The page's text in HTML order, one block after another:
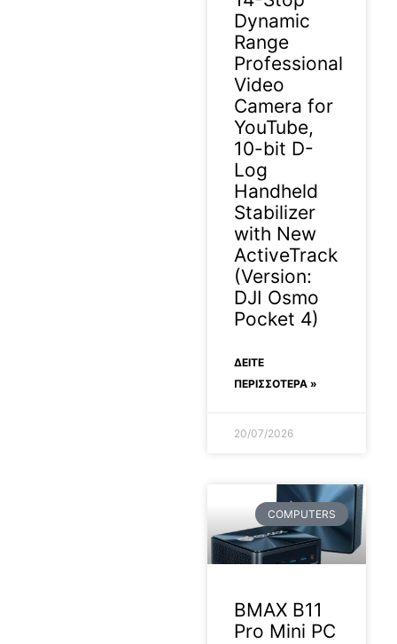
Dynamic
Range
Professional
Video
Camera for
YouTube,
10-bit D-
Log
Handheld
Stabilizer
with New
ActiveTrack
(Version:
DJI Osmo
Pocket 4)
ΔΕΊΤΕ
ΠΕΡΙΣΣΟΤΕΡΑ »
20/07/2026
COMPUTERS
BMAX B11
Pro Mini PC